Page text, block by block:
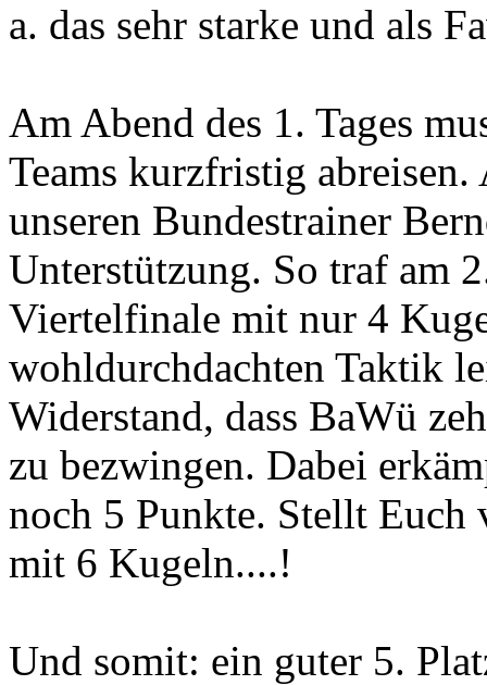
a. das sehr starke und als
Am Abend des 1. Tages
Teams kurzfristig
unseren Bundestrainer
Unterstützung. So traf am
Viertelfinale mit nur 4
wohldurchdachten Taktik
Widerstand, dass BaWü
zu bezwingen. Dabei
noch 5 Punkte. Stellt Euch
mit 6 Kugeln....!
Und somit: ein guter 5.